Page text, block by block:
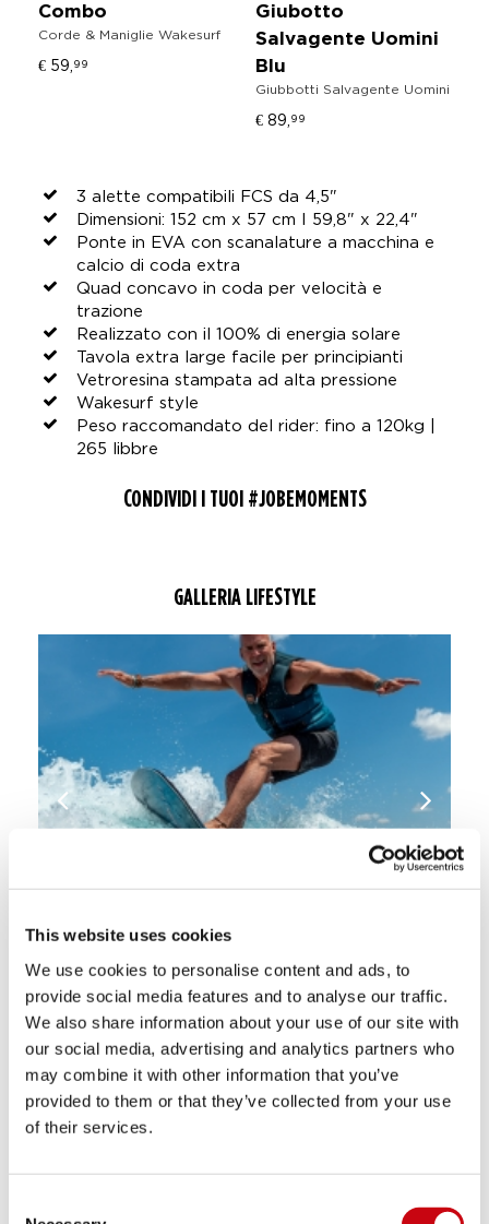
This website uses cookies
We use cookies to personalise content and ads, to
provide social media features and to analyse our traffic.
We also share information about your use of our site with
our social media, advertising and analytics partners who
may combine it with other information that you’ve
provided to them or that they’ve collected from your use
of their services.
Combo
Corde & Maniglie Wakesurf
€ 59, 99
Giubotto
Salvagente Uomini
Blu
Giubbotti Salvagente Uomini
€ 89, 99
3 alette compatibili FCS da 4,5"
Dimensioni: 152 cm x 57 cm I 59,8" x 22,4"
Ponte in EVA con scanalature a macchina e
calcio di coda extra
Quad concavo in coda per velocità e
trazione
Realizzato con il 100% di energia solare
Tavola extra large facile per principianti
Vetroresina stampata ad alta pressione
Wakesurf style
Peso raccomandato del rider: fino a 120kg |
265 libbre
CONDIVIDI I TUOI #JOBEMOMENTS
GALLERIA LIFESTYLE